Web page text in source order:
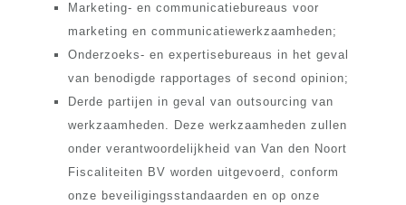
Marketing- en communicatiebureaus voor
marketing en communicatiewerkzaamheden;
Onderzoeks- en expertisebureaus in het geval
van benodigde rapportages of second opinion;
Derde partijen in geval van outsourcing van
werkzaamheden. Deze werkzaamheden zullen
onder verantwoordelijkheid van Van den Noort
Fiscaliteiten BV worden uitgevoerd, conform
onze beveiligingsstandaarden en op onze